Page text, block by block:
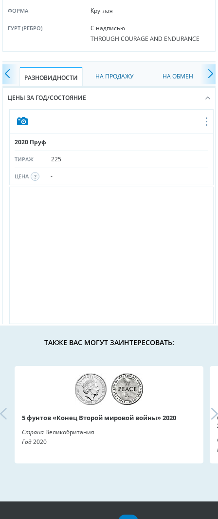
ФОРМА Круглая
ГУРТ (РЕБРО)
С надписью
THROUGH COURAGE AND ENDURANCE
РАЗНОВИДНОСТИ НА ПРОДАЖУ НА ОБМЕН
ЦЕНЫ ЗА ГОД/СОСТОЯНИЕ
2020 Пруф
ТИРАЖ 225
ЦЕНА -
ТАКЖЕ ВАС МОГУТ ЗАИНТЕРЕСОВАТЬ:
5 фунтов «Конец Второй мировой войны» 2020
Страна Великобритания
Год2020